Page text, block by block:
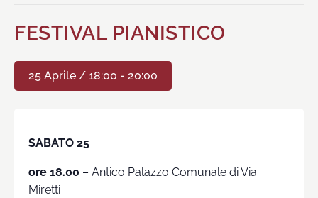
FESTIVAL PIANISTICO
25 Aprile / 18:00 - 20:00
SABATO 25
ore 18.00 – Antico Palazzo Comunale di Via
Miretti